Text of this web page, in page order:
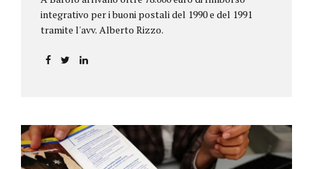
integrativo per i buoni postali del 1990 e del 1991
tramite l'avv. Alberto Rizzo.